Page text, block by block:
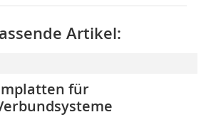
Artikel:
für